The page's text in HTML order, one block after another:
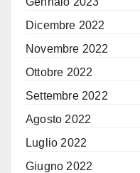
Dicembre 2022
Novembre 2022
Ottobre 2022
Settembre 2022
Agosto 2022
Luglio 2022
Giugno 2022